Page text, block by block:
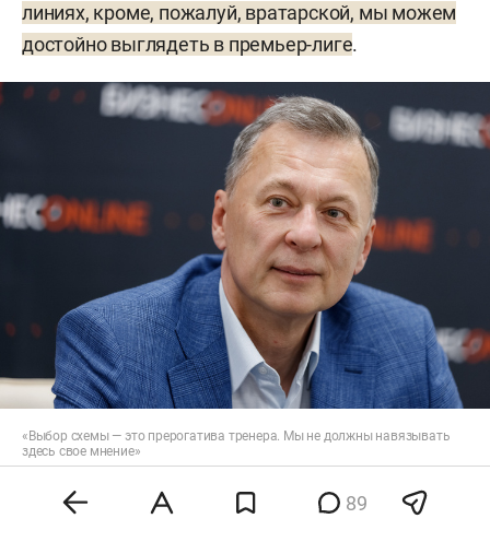
линиях, кроме, пожалуй, вратарской, мы можем
достойно выглядеть в премьер-лиге.
«Выбор схемы — это прерогатива тренера. Мы не должны навязывать
здесь свое мнение»
«Нужен ли нам оборонительный футбол?
89